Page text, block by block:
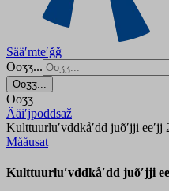
Sääʹmteʹǧǧ
Ooʒʒ...
Ooʒʒ...
Ooʒʒ
Ääiʹjpoddsaž
Kulttuurluʹvddkåʹdd juõʹjji eeʹjj
Mååusat
Kulttuurluʹvddkåʹdd juõʹjji